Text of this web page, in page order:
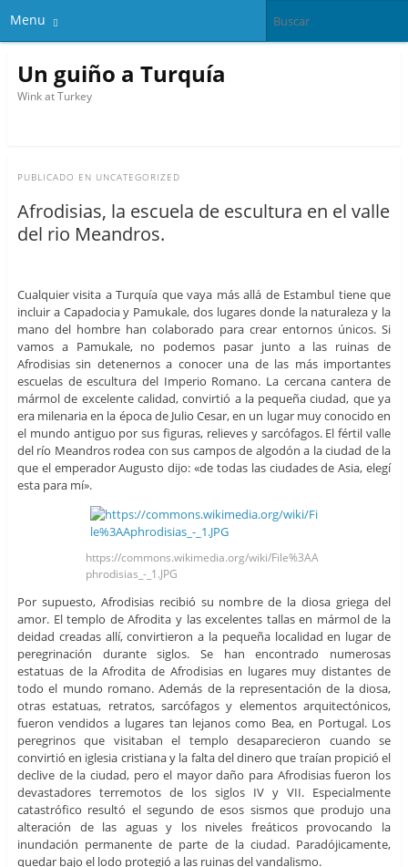
Menu
Un guiño a Turquía
Wink at Turkey
PUBLICADO EN UNCATEGORIZED
Afrodisias, la escuela de escultura en el valle
del rio Meandros.
Cualquier visita a Turquía que vaya más allá de Estambul tiene que
incluir a Capadocia y Pamukale, dos lugares donde la naturaleza y la
mano del hombre han colaborado para crear entornos únicos. Si
vamos a Pamukale, no podemos pasar junto a las ruinas de
Afrodisias sin detenernos a conocer una de las más importantes
escuelas de escultura del Imperio Romano. La cercana cantera de
mármol de excelente calidad, convirtió a la pequeña ciudad, que ya
era milenaria en la época de Julio Cesar, en un lugar muy conocido en
el mundo antiguo por sus figuras, relieves y sarcófagos. El fértil valle
del río Meandros rodea con sus campos de algodón a la ciudad de la
que el emperador Augusto dijo: «de todas las ciudades de Asia, elegí
esta para mí».
https://commons.wikimedia.org/wiki/File%3AA
phrodisias_-_1.JPG
Por supuesto, Afrodisias recibió su nombre de la diosa griega del
amor. El templo de Afrodita y las excelentes tallas en mármol de la
deidad creadas allí, convirtieron a la pequeña localidad en lugar de
peregrinación durante siglos. Se han encontrado numerosas
estatuas de la Afrodita de Afrodisias en lugares muy distantes de
todo el mundo romano. Además de la representación de la diosa,
otras estatuas, retratos, sarcófagos y elementos arquitectónicos,
fueron vendidos a lugares tan lejanos como Bea, en Portugal. Los
peregrinos que visitaban el templo desaparecieron cuando se
convirtió en iglesia cristiana y la falta del dinero que traían propició el
declive de la ciudad, pero el mayor daño para Afrodisias fueron los
devastadores terremotos de los siglos IV y VII. Especialmente
catastrófico resultó el segundo de esos sismos que produjo una
alteración de las aguas y los niveles freáticos provocando la
inundación permanente de parte de la ciudad. Paradójicamente,
quedar bajo el lodo protegió a las ruinas del vandalismo.